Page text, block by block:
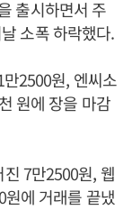
출시하면서 주
소폭 하락했다.
2500원, 엔씨소
원에 장을 마감
7만2500원, 웹
에 거래를 끝냈